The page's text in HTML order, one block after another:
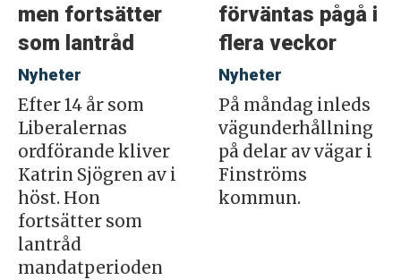
men fortsätter
som lantråd
Nyheter
Efter 14 år som
Liberalernas
ordförande kliver
Katrin Sjögren av i
höst. Hon
fortsätter som
lantråd
mandatperioden
förväntas pågå i
flera veckor
Nyheter
På måndag inleds
vägunderhållning
på delar av vägar i
Finströms
kommun.